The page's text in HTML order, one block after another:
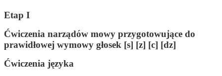
Etap I
Ćwiczenia narządów mowy przygotowujące do
prawidłowej wymowy głosek [s] [z] [c] [dz]
Ćwiczenia języka